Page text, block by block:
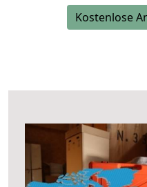
Kostenlose